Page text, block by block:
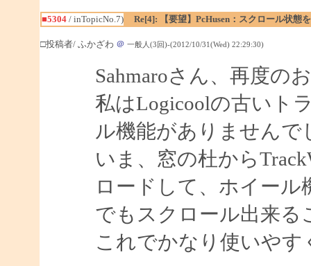
■5304/ inTopicNo.7) Re[4]: 【要望】PcHusen：スクロール状態
□投稿者/ ふかざわ ＠ 一般人(3回)-(2012/10/31(Wed) 22:29:30)
Sahmaroさん、再度の
私はLogicoolの古いト
ル機能がありませんで
いま、窓の杜から
ロードして、ホイー
でもスクロール出来る
これでかなり使いやす